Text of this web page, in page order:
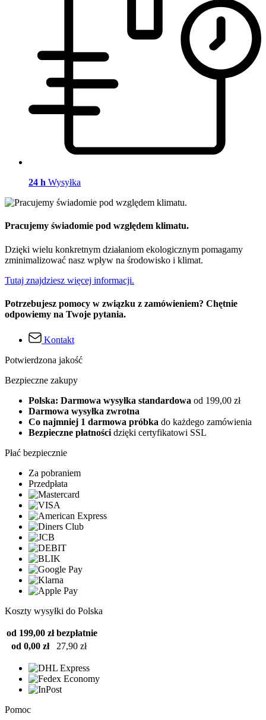
24 h Wysyłka
Pracujemy świadomie pod względem klimatu.
Dzięki wielu konkretnym działaniom ekologicznym pomagamy
zminimalizować nasz wpływ na środowisko i klimat.
Tutaj znajdziesz więcej informacji.
Potrzebujesz pomocy w związku z zamówieniem? Chętnie
odpowiemy na Twoje pytania.
Kontakt
Potwierdzona jakość
Bezpieczne zakupy
Polska: Darmowa wysyłka standardowa od 199,00 zł
Darmowa wysyłka zwrotna
Co najmniej 1 darmowa próbka do każdego zamówienia
Bezpieczne płatności dzięki certyfikatowi SSL
Płać bezpiecznie
Za pobraniem
Przedpłata
Koszty wysyłki do Polska
od 199,00 zł bezpłatnie
od 0,00 zł
27,90 zł
Pomoc